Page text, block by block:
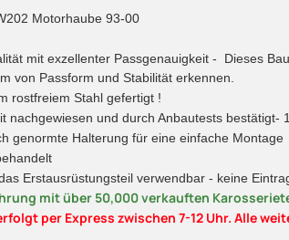
Motorhaube 93-00
mit exzellenter Passgenauigkeit - Dieses
von Passform und Stabilität erkennen.
rostfreiem Stahl gefertigt !
nachgewiesen und durch Anbautests
genormte Halterung für eine einfache Montage
Erstausrüstungsteil verwendbar - keine
mit über 50,000 verkauften
per Express zwischen 7-12 Uhr. Alle